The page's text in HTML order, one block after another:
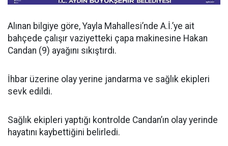
Alınan bilgiye göre, Yayla Mahallesi’nde A.İ.’ye ait
bahçede çalışır vaziyetteki çapa makinesine Hakan
Candan (9) ayağını sıkıştırdı.
İhbar üzerine olay yerine jandarma ve sağlık ekipleri
sevk edildi.
Sağlık ekipleri yaptığı kontrolde Candan’ın olay yerinde
hayatını kaybettiğini belirledi.